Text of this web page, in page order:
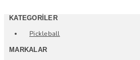
KATEGORILER
Pickleball
MARKALAR